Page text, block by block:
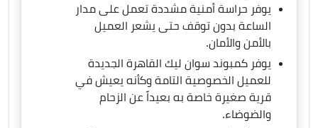
يوفر حراسة أمنية مشددة تعمل على مدار
الساعة بدون توقف حتى يشعر العميل
بالأمن والأمان.
يوفر كمبوند سوان ليك القاهرة الجديدة
للعميل الخصوصية التامة وكأنه يعيش في
قرية صغيرة خاصة به بعيداً عن الزحام
والضوضاء.